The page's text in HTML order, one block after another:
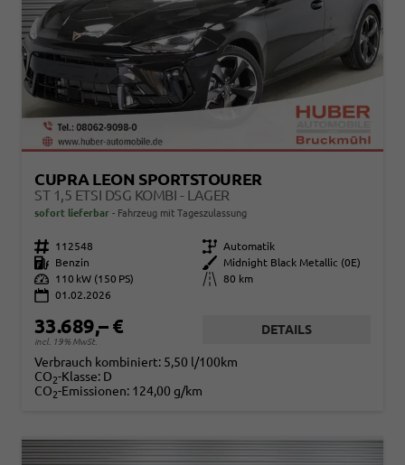
CUPRA LEON SPORTSTOURER
ST 1,5 ETSI DSG KOMBI - LAGER
sofort lieferbar Fahrzeug mit Tageszulassung
Fahrzeugnr. 112548 Getriebe Automatik
Kraftstoff
Benzin Außenfarbe
Midnight Black Metallic (0E)
Leistung
110 kW (150 PS) Kilometerstand
80 km
01.02.2026
33.689,– €
incl. 19% MwSt.
DETAILS
Verbrauch kombiniert: 5,50 l/100km
CO2-Klasse: D
CO2-Emissionen: 124,00 g/km